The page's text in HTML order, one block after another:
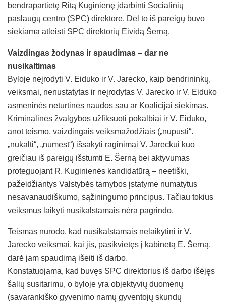
bendrapartietę Ritą Kuginienę įdarbinti Socialinių
paslaugų centro (SPC) direktore. Dėl to iš pareigų buvo
siekiama atleisti SPC direktorių Eividą Šerną.
Vaizdingas žodynas ir spaudimas – dar ne
nusikaltimas
Byloje neįrodyti V. Eiduko ir V. Jarecko, kaip bendrininkų,
veiksmai, nenustatytas ir neįrodytas V. Jarecko ir V. Eiduko
asmeninės neturtinės naudos sau ar Koalicijai siekimas.
Kriminalinės žvalgybos užfiksuoti pokalbiai ir V. Eiduko,
anot teismo, vaizdingais veiksmažodžiais („nupūsti“.
„nukalti“, „numest“) išsakyti raginimai V. Jareckui kuo
greičiau iš pareigų išstumti E. Šerną bei aktyvumas
proteguojant R. Kuginienės kandidatūrą – neetiški,
pažeidžiantys Valstybės tarnybos įstatyme numatytus
nesavanaudiškumo, sąžiningumo principus. Tačiau tokius
veiksmus laikyti nusikalstamais nėra pagrindo.
Teismas nurodo, kad nusikalstamais nelaikytini ir V.
Jarecko veiksmai, kai jis, pasikvietęs į kabinetą E. Šerną,
darė jam spaudimą išeiti iš darbo.
Konstatuojama, kad buvęs SPC direktorius iš darbo išėjęs
šalių susitarimu, o byloje yra objektyvių duomenų
(savarankiško gyvenimo namų gyventojų skundų